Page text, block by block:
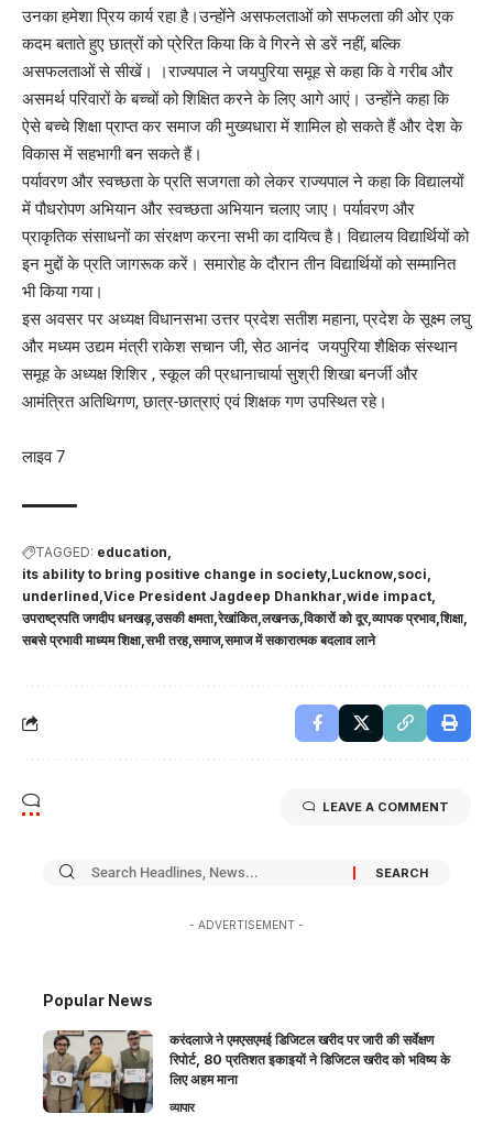
उनका हमेशा प्रिय कार्य रहा है।उन्होंने असफलताओं को सफलता की ओर एक
कदम बताते हुए छात्रों को प्रेरित किया कि वे गिरने से डरें नहीं, बल्कि
असफलताओं से सीखें। ।राज्यपाल ने जयपुरिया समूह से कहा कि वे गरीब और
असमर्थ परिवारों के बच्चों को शिक्षित करने के लिए आगे आएं। उन्होंने कहा कि
ऐसे बच्चे शिक्षा प्राप्त कर समाज की मुख्यधारा में शामिल हो सकते हैं और देश के
विकास में सहभागी बन सकते हैं।
पर्यावरण और स्वच्छता के प्रति सजगता को लेकर राज्यपाल ने कहा कि विद्यालयों
में पौधरोपण अभियान और स्वच्छता अभियान चलाए जाए। पर्यावरण और
प्राकृतिक संसाधनों का संरक्षण करना सभी का दायित्व है। विद्यालय विद्यार्थियों को
इन मुद्दों के प्रति जागरूक करें। समारोह के दौरान तीन विद्यार्थियों को सम्मानित
भी किया गया।
इस अवसर पर अध्यक्ष विधानसभा उत्तर प्रदेश सतीश महाना, प्रदेश के सूक्ष्म लघु
और मध्यम उद्यम मंत्री राकेश सचान जी, सेठ आनंद जयपुरिया शैक्षिक संस्थान
समूह के अध्यक्ष शिशिर , स्कूल की प्रधानाचार्या सुश्री शिखा बनर्जी और
आमंत्रित अतिथिगण, छात्र-छात्राएं एवं शिक्षक गण उपस्थित रहे।
लाइव 7
TAGGED: education
its ability to bring positive change in society Lucknow soci
underlined Vice President Jagdeep Dhankhar wide impact
उपराष्ट्रपति जगदीप धनखड़ उसकी क्षमता रेखांकित लखनऊ विकारों को दूर व्यापक प्रभाव शिक्षा
सबसे प्रभावी माध्यम शिक्षा सभी तरह समाज समाज में सकारात्मक बदलाव लाने
LEAVE A COMMENT
- ADVERTISEMENT -
Popular News
करंदलाजे ने एमएसएमई डिजिटल खरीद पर जारी की सर्वेक्षण
रिपोर्ट, 80 प्रतिशत इकाइयों ने डिजिटल खरीद को भविष्य के
लिए अहम माना
व्यापार